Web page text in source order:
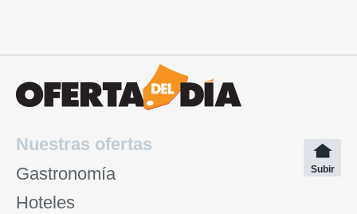
Nuestras ofertas
Gastronomía
Hoteles
Subir